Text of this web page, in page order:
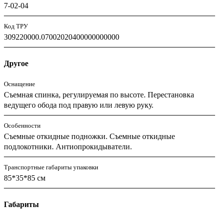
7-02-04
Код ТРУ
309220000.07002020400000000000
Другое
Оснащение
Съемная спинка, регулируемая по высоте. Перестановка
ведущего обода под правую или левую руку.
Особенности
Съемные откидные подножки. Съемные откидные
подлокотники. Антиопрокидыватели.
Транспортные габариты упаковки
85*35*85 см
Габариты